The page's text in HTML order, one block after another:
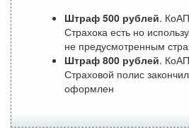
Штраф 500 рублей.
Страхока есть но
не предусмотренным
Штраф 800 рублей.
Страховой полис
оформлен